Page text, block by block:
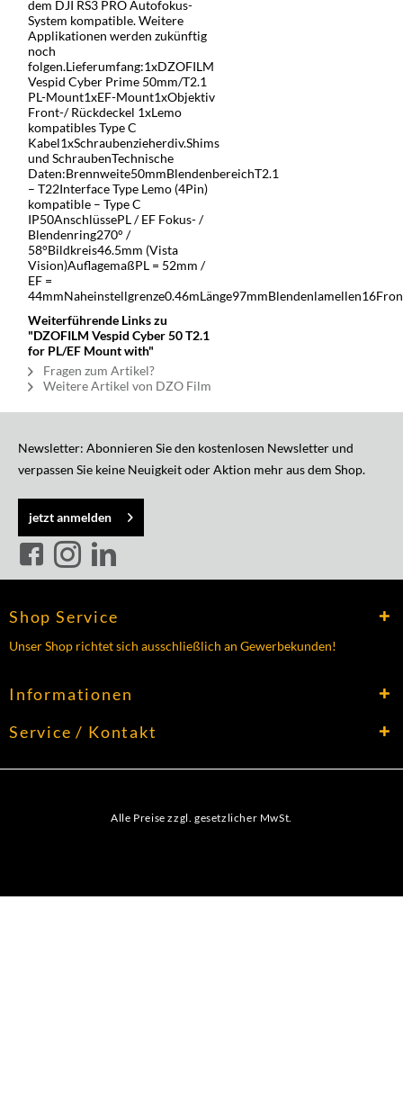
dem DJI RS3 PRO Autofokus-
System kompatible. Weitere
Applikationen werden zukünftig
noch
folgen.Lieferumfang:1xDZOFILM
Vespid Cyber Prime 50mm/T2.1
PL-Mount1xEF-Mount1xObjektiv
Front-/ Rückdeckel 1xLemo
kompatibles Type C
Kabel1xSchraubenzieherdiv.Shims
und SchraubenTechnische
Daten:Brennweite50mmBlendenbereichT2.1
– T22Interface Type Lemo (4Pin)
kompatible – Type C
IP50AnschlüssePL / EF Fokus- /
Blendenring270° /
58°Bildkreis46.5mm (Vista
Vision)AuflagemaßPL = 52mm /
EF =
Weiterführende Links zu
"DZOFILM Vespid Cyber 50 T2.1
for PL/EF Mount with"
Fragen zum Artikel?
Weitere Artikel von DZO Film
Newsletter: Abonnieren Sie den kostenlosen Newsletter und
verpassen Sie keine Neuigkeit oder Aktion mehr aus dem Shop.
jetzt anmelden
Shop Service
Unser Shop richtet sich ausschließlich an Gewerbekunden!
Informationen
Service / Kontakt
Alle Preise zzgl. gesetzlicher MwSt.